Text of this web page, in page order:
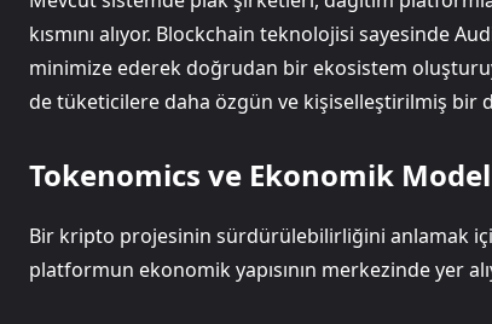
kısmını alıyor. Blockchain teknolojisi sayesinde
minimize ederek doğrudan bir ekosistem
de tüketicilere daha özgün ve kişiselleştirilmiş bir
Tokenomics ve Ekonomik Model
Bir kripto projesinin sürdürülebilirliğini anlamak için
platformun ekonomik yapısının merkezinde yer